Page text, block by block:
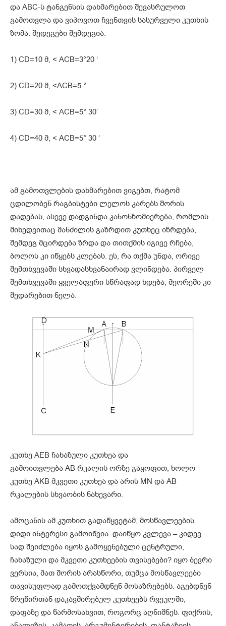
და ABC-ს ტანგენსის დახმარებით შევასრულოთ
გამოთვლა და ვიპოვოთ ჩვენთვის სასურველი კუთხის
ზომა. შედეგები შემდეგია:
1) CD=10 მ, < ACB=3°20 ‘
2) CD=20 მ, <ACB=5 °
3) CD=30 მ, < ACB=5° 30’
4) CD=40 მ, < ACB=5° 30 ‘
ამ გამოთვლების დახმარებით ვიგებთ, რატომ
ცდილობენ რაგბისტები ლელოს კარებს შორის
დადებას, ასევე დადგინდა კანონზომიერება, რომლის
მიხედვითაც მანძილის გაზრდით კუთხეც იზრდება,
შემდეგ მცირდება ზრდა და თითქმის იგივე რჩება,
ბოლოს კი იწყებს კლებას. ეს, რა თქმა უნდა, ორივე
შემთხვევაში სხვადასხვანაირად ვლინდება. პირველ
შემთხვევაში ყველაფერი სწრაფად ხდება, მეორეში კი
შედარებით ნელა.
კუთხე AEB ჩახაზული კუთხეა და
გამოითვლება AB რკალის ორზე გაყოფით, ხოლო
კუთხე AKB მკვეთი კუთხეა და არის MN და AB
რკალების სხვაობის ნახევარი.
ამოცანის ამ კუთხით გადაწყვეტამ, მოსწავლეების
დიდი ინტერესი გამოიწვია. დაიწყო კვლევა – კიდევ
სად შეიძლება იყოს გამოყენებული ცენტრული,
ჩახაზული და მკვეთი კუთხეების თვისებები? იყო ბევრი
ვერსია, მათ შორის არასწორი, თუმცა მოსწავლეები
თავისუფლად გამოთქვამდნენ მოსაზრებებს. აგებდნენ
წრეწირთან დაკავშირებულ კუთხეებს რვეულში,
დაფაზე და წარმოსახვით, როგორც აღნიშნეს. ფიქრის,